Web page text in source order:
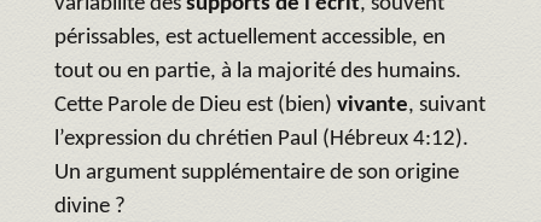
périssables, est actuellement accessible, en
tout ou en partie, à la majorité des humains.
Cette Parole de Dieu est (bien) vivante, suivant
l’expression du chrétien Paul (Hébreux 4:12).
Un argument supplémentaire de son origine
divine ?